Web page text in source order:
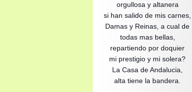
orgullosa y altanera
si han salido de mis carnes,
Damas y Reinas, a cual de
todas mas bellas,
repartiendo por doquier
mi prestigio y mi solera?
La Casa de Andalucia,
alta tiene la bandera.